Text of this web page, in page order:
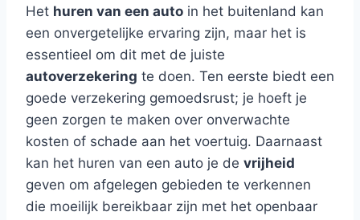
Het huren van een auto in het buitenland kan
een onvergetelijke ervaring zijn, maar het is
essentieel om dit met de juiste
autoverzekering te doen. Ten eerste biedt een
goede verzekering gemoedsrust; je hoeft je
geen zorgen te maken over onverwachte
kosten of schade aan het voertuig. Daarnaast
kan het huren van een auto je de vrijheid
geven om afgelegen gebieden te verkennen
die moeilijk bereikbaar zijn met het openbaar